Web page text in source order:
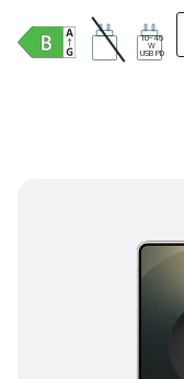
10-45
W
USB PD